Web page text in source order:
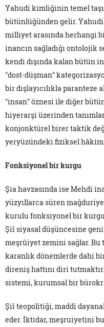
Yahudi kimliğinin temel
bütünlüğünden gelir.
milliyet arasında herhangi
inancın sağladığı ontolojik
kendi dışında kalan bütün
"dost-düşman"
bir dışlayıcılıkla paranteze
"insan" öznesi ile diğer
hiyerarşi üzerinden
konjonktürel birer taktik
yeryüzündeki fiziksel
Fonksiyonel bir kurgu
Şia havzasında ise Mehdi
yüzyıllarca süren
kurulu fonksiyonel bir
Şiî siyasal düşüncesine
meşrûiyet zemini sağlar. Bu
karanlık dönemlerde dahi
direniş hattını diri
sistemi, kurumsal bir
Şiî teopolitiği, maddi
eder. İktidar, meşruiyetini